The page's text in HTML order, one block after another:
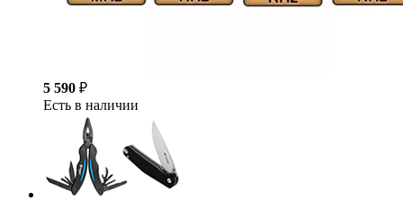
5 590 ₽
Есть в наличии